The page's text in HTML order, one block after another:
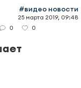
#видео новости
25 марта 2019, 09:48
0 0